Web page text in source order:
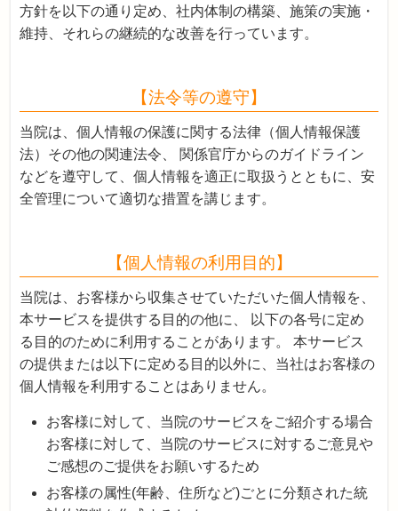
方針を以下の通り定め、社内体制の構築、施策の実施・
維持、それらの継続的な改善を行っています。
【法令等の遵守】
当院は、個人情報の保護に関する法律（個人情報保護
法）その他の関連法令、 関係官庁からのガイドライン
などを遵守して、個人情報を適正に取扱うとともに、安
全管理について適切な措置を講じます。
【個人情報の利用目的】
当院は、お客様から収集させていただいた個人情報を、
本サービスを提供する目的の他に、 以下の各号に定め
る目的のために利用することがあります。 本サービス
の提供または以下に定める目的以外に、当社はお客様の
個人情報を利用することはありません。
お客様に対して、当院のサービスをご紹介する場合
お客様に対して、当院のサービスに対するご意見や
ご感想のご提供をお願いするため
お客様の属性(年齢、住所など)ごとに分類された統